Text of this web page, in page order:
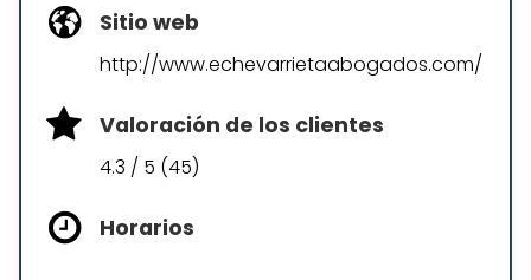
Sitio web
http://www.echevarrietaabogados.com/
Valoración de los clientes
4.3 / 5 (45)
Horarios